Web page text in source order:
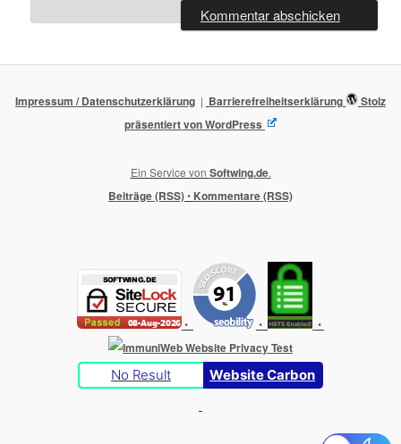
Impressum / Datenschutzerklärung Barrierefreiheitserklärung
Stolz
präsentiert von WordPress
Ein Service von Softwing.de.
Beiträge (RSS)• Kommentare (RSS)
• • •
No Result Website Carbon